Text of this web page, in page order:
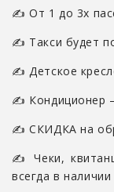
✍ От 1 до 3х
✍ Такси будет
✍ Детское
✍ Кондиционер
✍ СКИДКА на
✍ Чеки,
всегда в наличии